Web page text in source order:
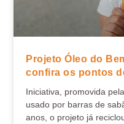
Projeto Óleo do
confira os pontos
Iniciativa, promovida
usado por barras de
anos, o projeto já